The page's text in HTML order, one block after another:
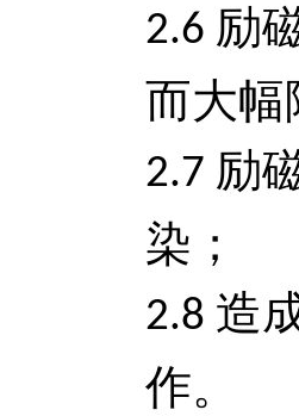
2.6 励
而大幅
2.7 励
染；
2.8 造
作。